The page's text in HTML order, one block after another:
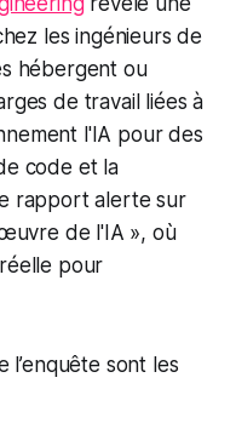
les ingénieurs de
hébergent ou
de travail liées à
l'IA pour des
code et la
rapport alerte sur
de l'IA », où
pour
l’enquête sont les